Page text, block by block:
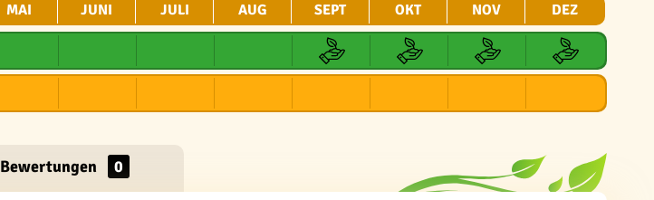
MAI JUNI JULI AUG SEPT OKT NOV DEZ
Bewertungen 0